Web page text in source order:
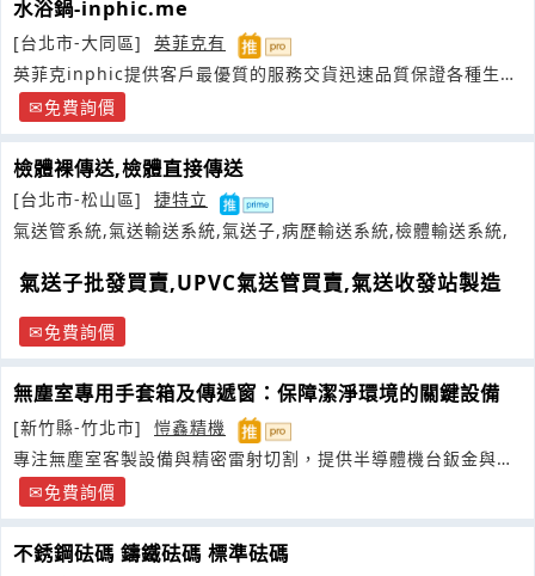
水浴鍋-inphic.me
[台北市-大同區]
英菲克有
英菲克inphic提供客戶最優質的服務交貨迅速品質保證各種生產
力設備免費詢價
檢體裸傳送,檢體直接傳送
[台北市-松山區]
捷特立
氣送管系統,氣送輸送系統,氣送子,病歷輸送系統,檢體輸送系統,
氣送子批發買賣,UPVC氣送管買賣,氣送收發站製造
免費詢價
無塵室專用手套箱及傳遞窗：保障潔淨環境的關鍵設備
[新竹縣-竹北市]
愷鑫精機
專注無塵室客製設備與精密雷射切割，提供半導體機台鈑金與
CNC零件一站式代工
免費詢價
不銹鋼砝碼 鑄鐵砝碼 標準砝碼